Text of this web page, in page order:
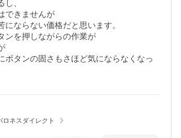
、
できませんが
にならない価格だと思います。
ンを押しながらの作業が
ボタンの固さもさほど気にならなくなっ
ロネスダイレクト